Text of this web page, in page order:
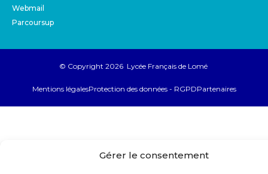
Gérer le consentement
Webmail
Parcoursup
© Copyright 2026 Lycée Français de Lomé
Mentions légalesProtection des données - RGPDPartenaires